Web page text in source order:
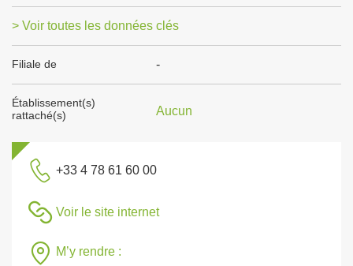
> Voir toutes les données clés
Filiale de -
Établissement(s)
rattaché(s)
Aucun
+33 4 78 61 60 00
Voir le site internet
M’y rendre :